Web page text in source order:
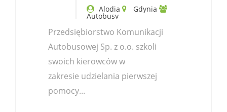
Alodia Gdynia
Autobusy
Przedsiębiorstwo Komunikacji
Autobusowej Sp. z o.o. szkoli
swoich kierowców w
zakresie udzielania pierwszej
pomocy...